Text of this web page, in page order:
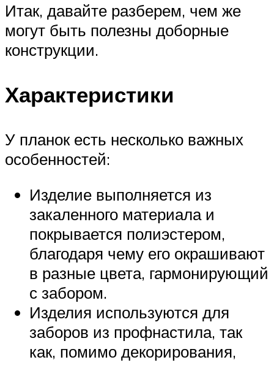
Итак, давайте разберем, чем же
могут быть полезны доборные
конструкции.
Характеристики
У планок есть несколько важных
особенностей:
Изделие выполняется из
закаленного материала и
покрывается полиэстером,
благодаря чему его окрашивают
в разные цвета, гармонирующий
с забором.
Изделия используются для
заборов из профнастила, так
как, помимо декорирования,